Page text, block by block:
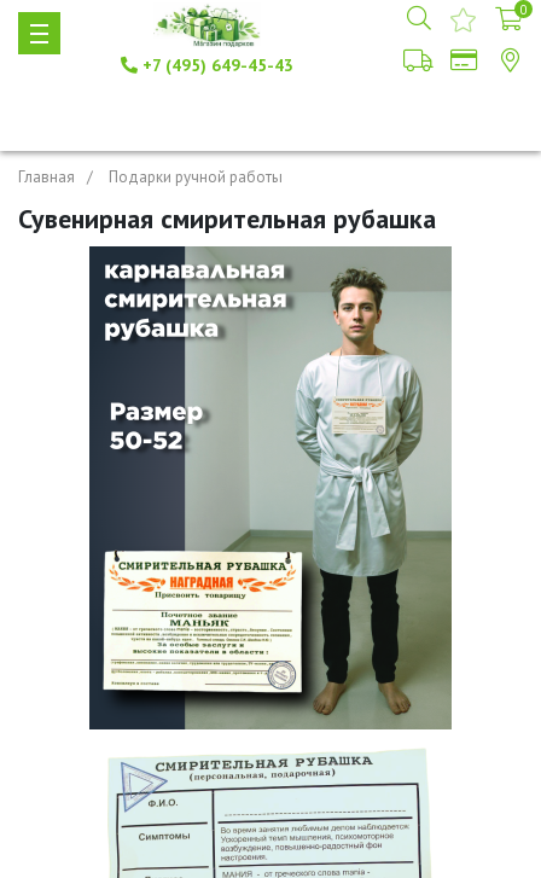
+7 (495) 649-45-43
0
Главная Подарки ручной работы
Сувенирная смирительная рубашка